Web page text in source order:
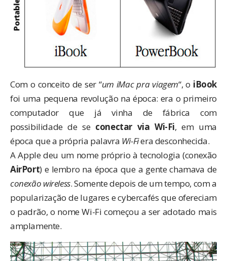
Com o conceito de ser “um iMac pra viagem“, o iBook
foi uma pequena revolução na época: era o primeiro
computador que já vinha de fábrica com
possibilidade de se conectar via Wi-Fi, em uma
época que a própria palavra Wi-Fiera desconhecida.
A Apple deu um nome próprio à tecnologia (conexão
AirPort) e lembro na época que a gente chamava de
conexão wireless. Somente depois de um tempo, com a
popularização de lugares e cybercafés que ofereciam
o padrão, o nome Wi-Fi começou a ser adotado mais
amplamente.